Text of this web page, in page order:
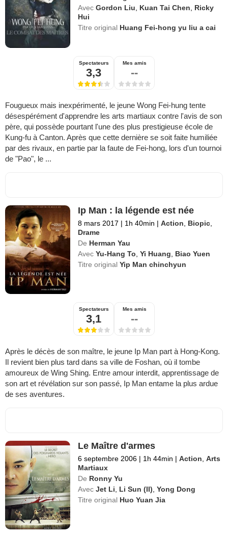
Avec Gordon Liu Kuan Tai Chen
Ricky
Hui
Titre original Huang Fei-hong yu liu a cai
Spectateurs
3,3
Mes amis
--
Fougueux mais inexpérimenté, le jeune Wong Fei-hung tente
désespérément d'apprendre les arts martiaux contre l'avis de son
père, qui possède pourtant l'une des plus prestigieuse école de
Kung-fu à Canton. Après que cette dernière se soit faite humiliée
par des rivaux, en partie par la faute de Fei-hong, lors d'un tournoi
de "Pao", le ...
Ip Man : la légende est née
8 mars 2017 | 1h 40min | Action Biopic
Drame
De Herman Yau
Avec Yu-Hang To ,Yi Huang
Biao Yuen
Titre originalYip Man chinchyun
Spectateurs
3,1
Mes amis
--
Après le décès de son maître, le jeune Ip Man part à Hong-Kong.
Il revient bien plus tard dans sa ville de Foshan, où il tombe
amoureux de Wing Shing. Entre amour interdit, apprentissage de
son art et révélation sur son passé, Ip Man entame la plus ardue
de ses aventures.
Le Maître d'armes
6 septembre 2006 | 1h 44min | Action ,Arts
Martiaux
De Ronny Yu
Avec Jet Li Li Sun (II) ,Yong Dong
Titre original Huo Yuan Jia